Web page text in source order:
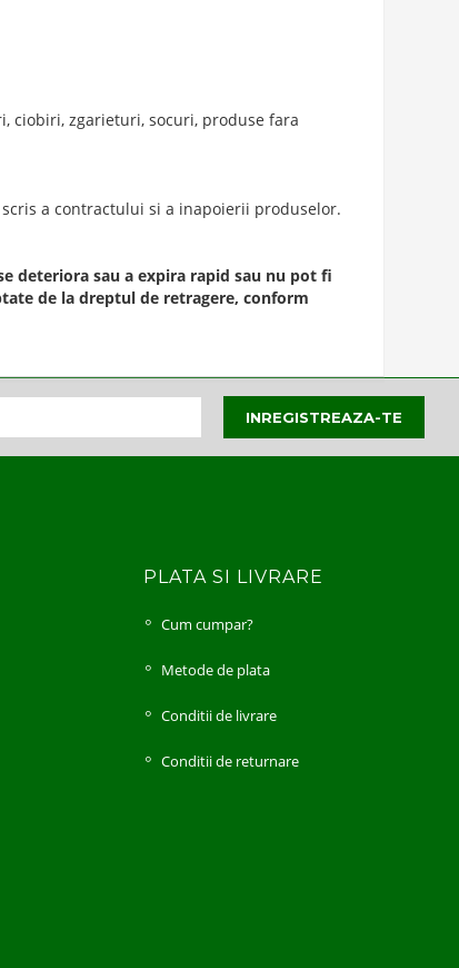
ciobiri, zgarieturi, socuri, produse fara
a contractului si a inapoierii produselor.
deteriora sau a expira rapid sau nu pot fi
de la dreptul de retragere, conform
PLATA SI LIVRARE
Cum cumpar?
Metode de plata
Conditii de livrare
Conditii de returnare